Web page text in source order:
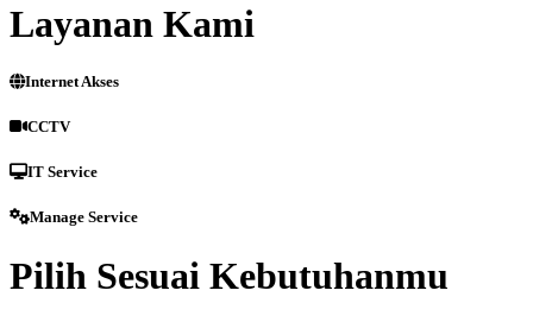
Layanan Kami
Internet Akses
CCTV
IT Service
Manage Service
Pilih Sesuai Kebutuhanmu